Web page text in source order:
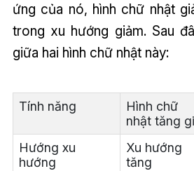
ứng của nó, hình chữ nhật
trong xu hướng giảm. Sau
giữa hai hình chữ nhật này:
Tính năng
Hình chữ
nhật tăng
Hướng xu
hướng
Xu hướng
tăng